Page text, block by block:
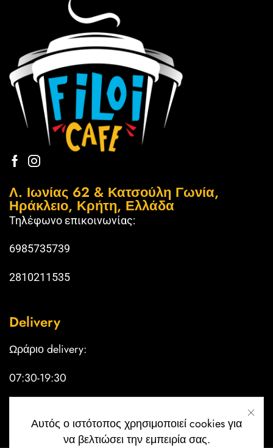
Αυτός ο ιστότοπος χρησιμοποιεί cookies για
να βελτιώσει την εμπειρία σας.
Λ. Ιωνίας 62 & Κατσούλη Γωνία,
Ηράκλειο, Κρήτη, Ελλάδα
Τηλέφωνο επικοινωνίας:
6985735739
2810211535
Delivery
Ωράριο delivery:
07:30-19:30